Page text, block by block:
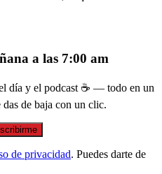
a las 7:00 am
día y el podcast ☕ — todo en un
de baja con un clic.
de privacidad. Puedes darte de